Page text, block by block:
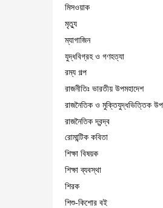
মিসওয়াক
মৃত্যু
ম্যাগাজিন
যুদ্ধবিগ্রহ ও গণহত্যা
রম্য গল্প
রাজনীতিঃ ভারতীয় উপমহাদেশ
রাজনৈতিক ও মুক্তিযুদ্ধভিত্তিক
রাজনৈতিক দ্বন্দ্ব
রোমান্টিক কবিতা
শিক্ষা বিষয়ক
শিক্ষা ব্যবস্থা
শিরক
শিশু-কিশোর বই